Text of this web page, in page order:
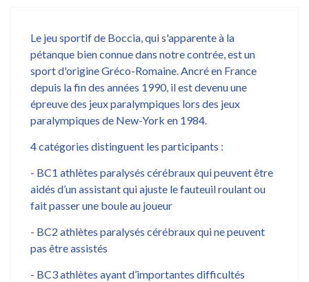
Le jeu sportif de Boccia, qui s'apparente à la
pétanque bien connue dans notre contrée, est un
sport d'origine Gréco-Romaine. Ancré en France
depuis la fin des années 1990, il est devenu une
épreuve des jeux paralympiques lors des jeux
paralympiques de New-York en 1984.
4 catégories distinguent les participants :
- BC1 athlètes paralysés cérébraux qui peuvent être
aidés d’un assistant qui ajuste le fauteuil roulant ou
fait passer une boule au joueur
- BC2 athlètes paralysés cérébraux qui ne peuvent
pas être assistés
- BC3 athlètes ayant d’importantes difficultés